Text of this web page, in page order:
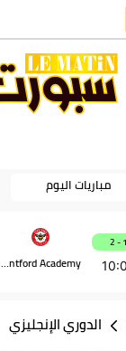
مباريات اليوم
1 - 2
Brentford Academy
الدوري الإنجليزي